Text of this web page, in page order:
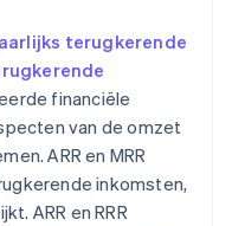
terugkerende
financiële
van de omzet
ARR en MRR
inkomsten,
ARR en RRR